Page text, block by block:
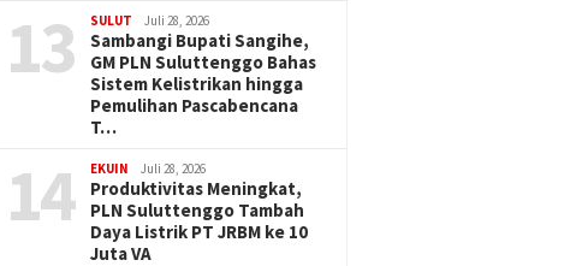
13 SULUT Juli 28, 2026
Sambangi Bupati Sangihe,
GM PLN Suluttenggo Bahas
Sistem Kelistrikan hingga
Pemulihan Pascabencana
T…
14 EKUIN Juli 28, 2026
Produktivitas Meningkat,
PLN Suluttenggo Tambah
Daya Listrik PT JRBM ke 10
Juta VA